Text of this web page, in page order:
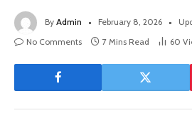
By Admin February 8, 2026
No Comments
7 Mins Read 60